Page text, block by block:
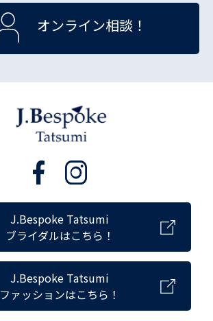
オンライン相談！
J.Bespoke Tatsumi
ブライダルはこちら！
J.Bespoke Tatsumi
ファッションはこちら！